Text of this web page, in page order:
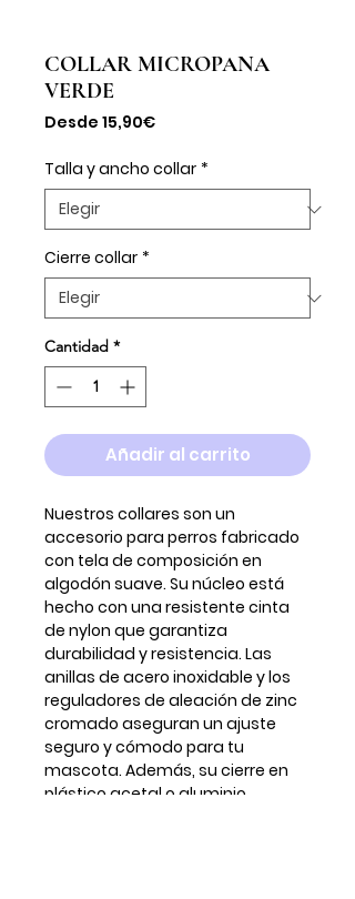
COLLAR MICROPANA
VERDE
Desde 15,90€Precio
oferta
Talla y ancho collar *
Cierre collar *
Cantidad *
Añadir al carrito
Nuestros collares son un
accesorio para perros fabricado
con tela de composición en
algodón suave. Su núcleo está
hecho con una resistente cinta
de nylon que garantiza
durabilidad y resistencia. Las
anillas de acero inoxidable y los
reguladores de aleación de zinc
cromado aseguran un ajuste
seguro y cómodo para tu
mascota. Además, su cierre en
plástico acetal o aluminio